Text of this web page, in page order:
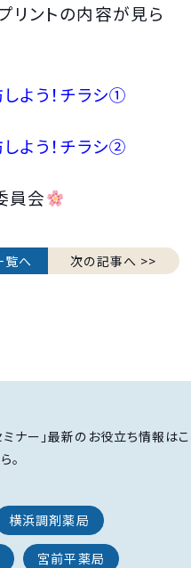
リントの内容が見ら
よう！チラシ①
よう！チラシ②
員会
覧へ 次の記事へ >>
ミナー」最新のお役立ち情報はこ
。
横浜調剤薬局
宮前平薬局